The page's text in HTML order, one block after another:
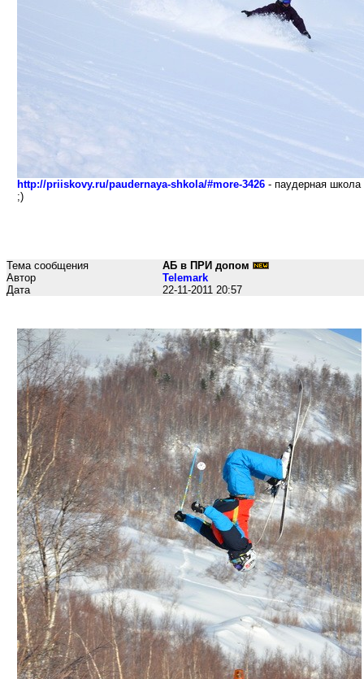
http://priiskovy.ru/paudernaya-shkola/#more-3426 - паудерная
;)
Тема сообщения
АБ в ПРИ допом
Автор
Telemark
Дата
22-11-2011 20:57